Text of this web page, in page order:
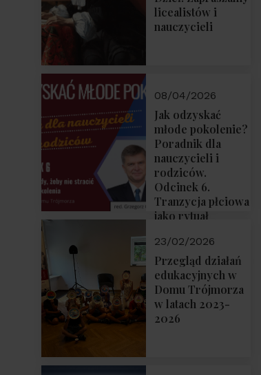
licealistów i
nauczycieli
08/04/2026
Jak odzyskać
młode pokolenie?
Poradnik dla
nauczycieli i
rodziców.
Odcinek 6.
Tranzycja płciowa
jako rytuał
Rozmawiają red.
Grzegorz Górny i
prof. Michał
Łuczewski
23/02/2026
Przegląd działań
edukacyjnych w
Domu Trójmorza
w latach 2023-
2026